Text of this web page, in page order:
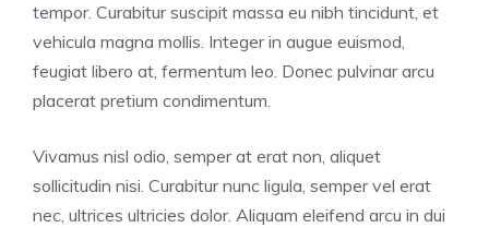
tempor. Curabitur suscipit massa eu nibh tincidunt, et
vehicula magna mollis. Integer in augue euismod,
feugiat libero at, fermentum leo. Donec pulvinar arcu
placerat pretium condimentum.
Vivamus nisl odio, semper at erat non, aliquet
sollicitudin nisi. Curabitur nunc ligula, semper vel erat
nec, ultrices ultricies dolor. Aliquam eleifend arcu in dui